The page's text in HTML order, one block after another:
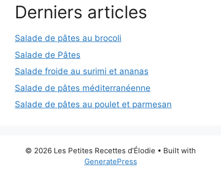
Derniers articles
Salade de pâtes au brocoli
Salade de Pâtes
Salade froide au surimi et ananas
Salade de pâtes méditerranéenne
Salade de pâtes au poulet et parmesan
© 2026 Les Petites Recettes d’Élodie • Built with
GeneratePress